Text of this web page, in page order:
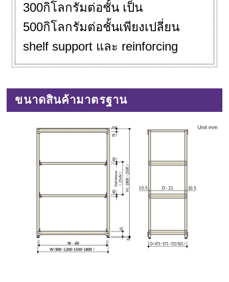
300กิโลกรัมต่อชั้น เป็น
500กิโลกรัมต่อชั้นเพียงเปลี่ยน
shelf support และ reinforcing
ขนาดสินค้ามาตรฐาน